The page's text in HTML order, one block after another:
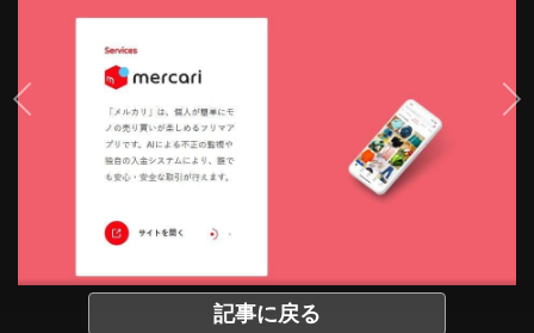
記事に戻る